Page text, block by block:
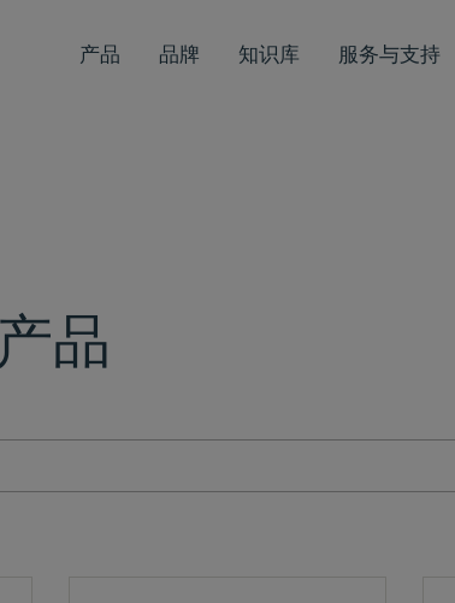
产品 品牌 知识库 服务与支持
产品